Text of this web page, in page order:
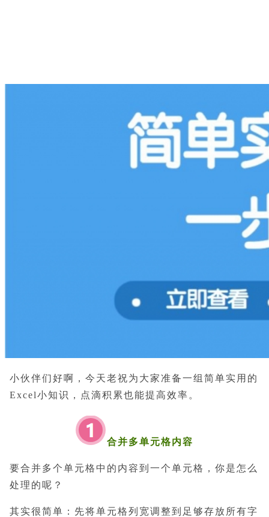
小伙伴们好啊，今天老祝为大家准备一组简单实用的
Excel小知识，点滴积累也能提高效率。
合并多单元格内容
要合并多个单元格中的内容到一个单元格，你是怎么
处理的呢？
其实很简单：先将单元格列宽调整到足够存放所有字